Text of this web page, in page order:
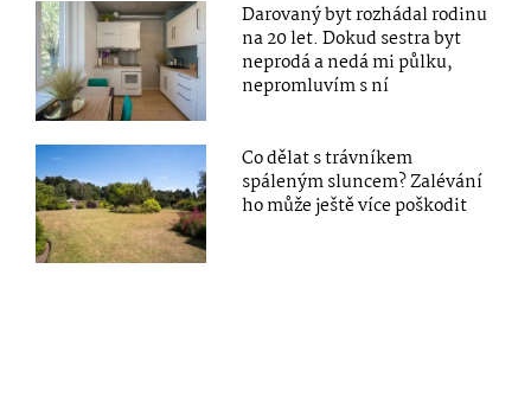
Darovaný byt rozhádal rodinu
na 20 let. Dokud sestra byt
neprodá a nedá mi půlku,
nepromluvím s ní
Co dělat s trávníkem
spáleným sluncem? Zalévání
ho může ještě více poškodit